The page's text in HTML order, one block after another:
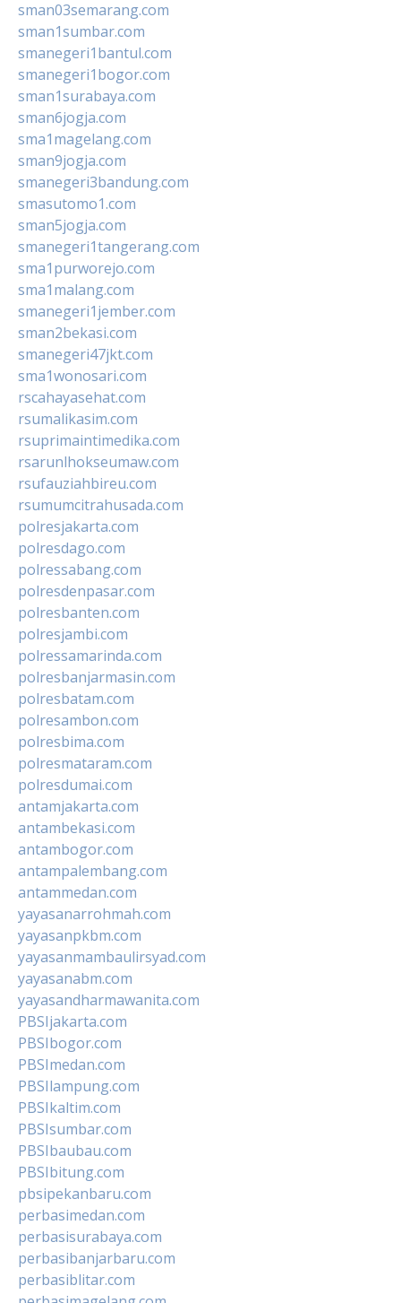
sman03semarang.com
sman1sumbar.com
smanegeri1bantul.com
smanegeri1bogor.com
sman1surabaya.com
sman6jogja.com
sma1magelang.com
sman9jogja.com
smanegeri3bandung.com
smasutomo1.com
sman5jogja.com
smanegeri1tangerang.com
sma1purworejo.com
sma1malang.com
smanegeri1jember.com
sman2bekasi.com
smanegeri47jkt.com
sma1wonosari.com
rscahayasehat.com
rsumalikasim.com
rsuprimaintimedika.com
rsarunlhokseumaw.com
rsufauziahbireu.com
rsumumcitrahusada.com
polresjakarta.com
polresdago.com
polressabang.com
polresdenpasar.com
polresbanten.com
polresjambi.com
polressamarinda.com
polresbanjarmasin.com
polresbatam.com
polresambon.com
polresbima.com
polresmataram.com
polresdumai.com
antamjakarta.com
antambekasi.com
antambogor.com
antampalembang.com
antammedan.com
yayasanarrohmah.com
yayasanpkbm.com
yayasanmambaulirsyad.com
yayasanabm.com
yayasandharmawanita.com
PBSIjakarta.com
PBSIbogor.com
PBSImedan.com
PBSIlampung.com
PBSIkaltim.com
PBSIsumbar.com
PBSIbaubau.com
PBSIbitung.com
pbsipekanbaru.com
perbasimedan.com
perbasisurabaya.com
perbasibanjarbaru.com
perbasiblitar.com